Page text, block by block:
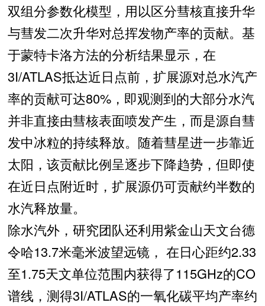
双组分参数化模型，用以区分彗核直接升华
与彗发二次升华对总挥发物产率的贡献。基
于蒙特卡洛方法的分析结果显示，在
3I/ATLAS抵达近日点前，扩展源对总水汽产
率的贡献可达80%，即观测到的大部分水汽
并非直接由彗核表面喷发产生，而是源自彗
发中冰粒的持续释放。随着彗星进一步靠近
太阳，该贡献比例呈逐步下降趋势，但即使
在近日点附近时，扩展源仍可贡献约半数的
水汽释放量。
除水汽外，研究团队还利用紫金山天文台德
令哈13.7米毫米波望远镜， 在日心距约2.33
至1.75天文单位范围内获得了115GHz的CO
谱线，测得3I/ATLAS的一氧化碳平均产率约